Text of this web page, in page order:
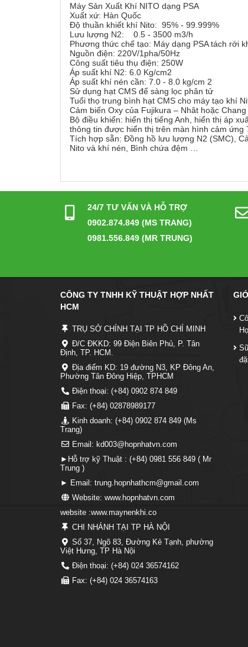
Máy Sản Xuất Khí NITO dạng PSA
Xuất xứ: Hàn Quốc
Độ thuần khiết khí Nito: 95% - 99.999%
Lưu lượng N2: 0.5 - 3500 m3/h
Phương thức chế tạo: Máy dạng PSA tách rới
Nguồn điện: 220V/1pha/50Hz
Công suất tiêu thụ điện: 250W
Áp suất khí N2: 6.0 Kg/cm2
Áp suất khí nén cần: 7.0 - 8.0 kg/cm 2
Sử dụng hạt CMS để sàng lọc phân tử
Tuổi thọ trung bình hạt CMS cho máy tạo khí
Cảm biến Oxy của Fujikura – Nhât hoặc Chang
Bộ điều khiển: hiển thị tiếng Anh, hiển thị áp
thông tin được hiển thị trên màn hình cảm ứng
Tích hợp sẵn: Đồng hồ lưu lượng N2 (SMC),
Nito và khí nén, Bình chứa đệm …
24/7 TƯ VẤN VÀ HỖ TRỢ
0902.874.849 (MS TRANG)
0981.556.849 (MR TRUNG)
CÔNG TY TNHH KỸ THUẬT HỢP NHẤT
HCM
TRỤ SỞ CHÍNH TẠI TP HỒ CHÍ MINH
Đ/C ĐKKD: 99 Điện Biên Phủ, P. Tân
Định, TP. HCM.
Địa điểm KD: 19 đường N3, KP Đông An,
Phường Tân Đông Hiệp, TPHCM
Điện thoại: (+84) 0902 874 849
Fax: (+84) 02878989177
Kinh doanh: (+84) 0902 874 849 (Ms
Trang)
Email: kd003@hopnhatvn.com
►Hỗ trợ kỹ Thuật : (+84) 0981 556 849 ( Mr
Trung )
► Email: trung.hopnhathcm@gmail.com
Website: www.hopnhatvn.com
website :www.maynenkhi.co
CHI NHÁNH TẠI TP HÀ NỘI
Số 37, Ngõ 83, Đường Kẻ Tạnh, phường
Việt Hưng, TP Hà Nội
Điện thoại: (+84) 024 36574162
Fax: (+84) 024 36574163